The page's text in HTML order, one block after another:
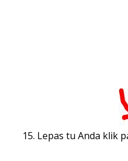
Lepas tu Anda klik